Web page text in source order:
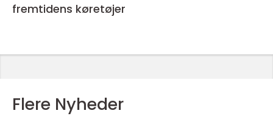
fremtidens køretøjer
Flere Nyheder